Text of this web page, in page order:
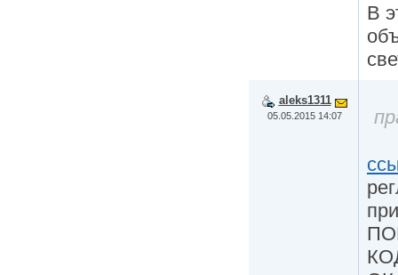
В
aleks1311
05.05.2015 14:07